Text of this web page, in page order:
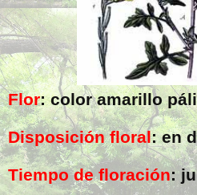
Flor: color amarillo
Disposición floral: en
Tiempo de floración: